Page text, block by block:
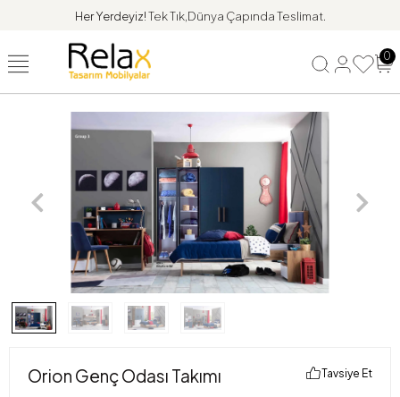
Her Yerdeyiz!Tek Tık,Dünya Çapında Teslimat.
0
Orion Genç Odası Takımı Tavsiye Et